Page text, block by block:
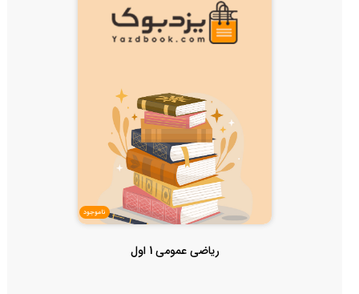
ناموجود
ریاضی عمومی 1 اول